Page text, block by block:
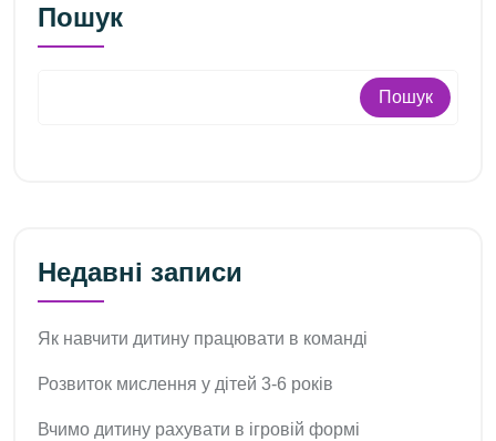
Пошук
Пошук
Недавні записи
Як навчити дитину працювати в команді
Розвиток мислення у дітей 3-6 років
Вчимо дитину рахувати в ігровій формі